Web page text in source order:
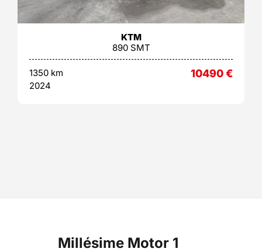
KTM
890 SMT
1350 km
2024
10490€
Millésime Motor 1